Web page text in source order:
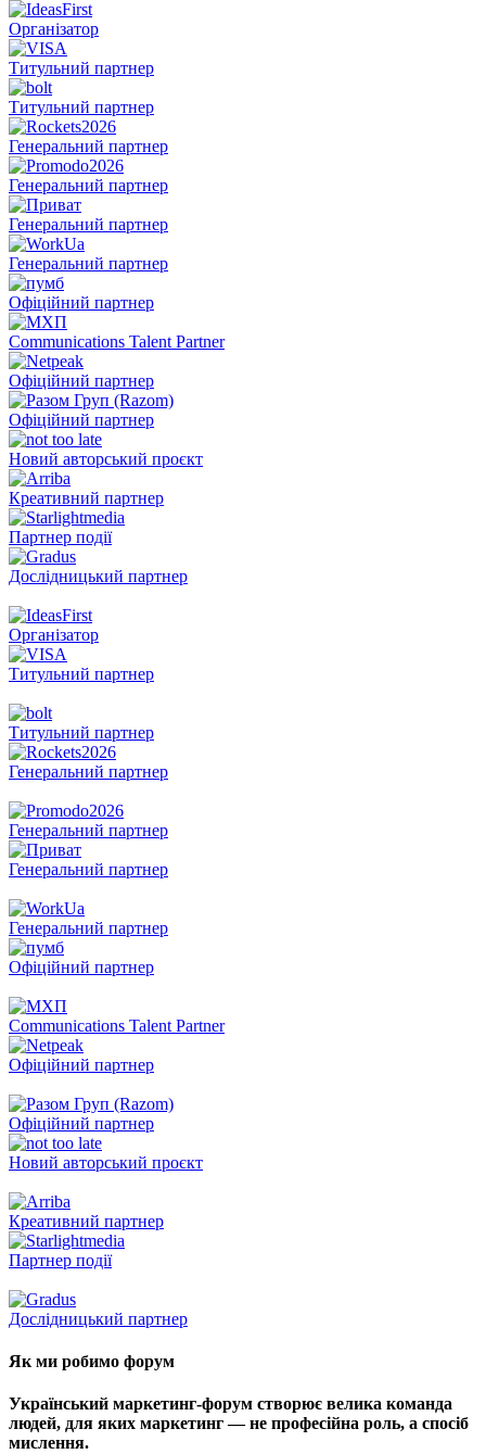
Організатор
Титульний партнер
Титульний партнер
Генеральний партнер
Генеральний партнер
Генеральний партнер
Генеральний партнер
Офіційний партнер
Communications Talent Partner
Офіційний партнер
Офіційний партнер
Новий авторський проєкт
Креативний партнер
Партнер події
Дослідницький партнер
Організатор
Титульний партнер
Титульний партнер
Генеральний партнер
Генеральний партнер
Генеральний партнер
Генеральний партнер
Офіційний партнер
Communications Talent Partner
Офіційний партнер
Офіційний партнер
Новий авторський проєкт
Креативний партнер
Партнер події
Дослідницький партнер
Як ми робимо форум
Український маркетинг-форум створює велика команда
людей, для яких маркетинг — не професійна роль, а спосіб
мислення.